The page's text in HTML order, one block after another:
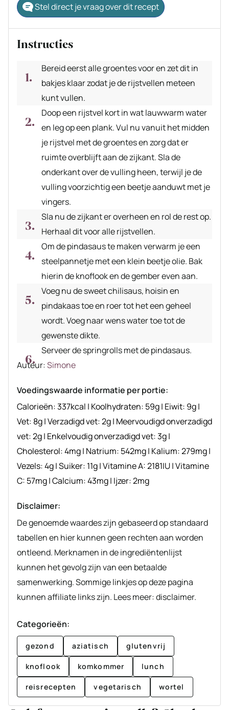
Stel direct je vraag over dit recept
Instructies
Bereid eerst alle groentes voor en zet dit in
bakjes klaar zodat je de rijstvellen meteen
kunt vullen.
Doop een rijstvel kort in wat lauwwarm water
en leg op een plank. Vul nu vanuit het midden
je rijstvel met de groentes en zorg dat er
ruimte overblijft aan de zijkant. Sla de
onderkant over de vulling heen, terwijl je de
vulling voorzichtig een beetje aanduwt met je
vingers.
Sla nu de zijkant er overheen en rol de rest op.
Herhaal dit voor alle rijstvellen.
Om de pindasaus te maken verwarm je een
steelpannetje met een klein beetje olie. Bak
hierin de knoflook en de gember even aan.
Voeg nu de sweet chilisaus, hoisin en
pindakaas toe en roer tot het een geheel
wordt. Voeg naar wens water toe tot de
gewenste dikte.
Serveer de springrolls met de pindasaus.
Auteur
Auteur:Simone
Voedingswaarde informatie per portie:
Calorieën:337kcal | Koolhydraten: 59g| Eiwit: 9g|
Vet: 8g|Verzadigd vet:2g| Meervoudigd onverzadigd
vet:2g| Enkelvoudig onverzadigd vet:3g|
Cholesterol:4mg| Natrium: 542mg| Kalium:279mg|
Vezels:4g|Suiker: 11g|Vitamine A:2181IU|Vitamine
C: 57mg|Calcium:43mg| Ijzer:2mg
Disclaimer:
De genoemde waardes zijn gebaseerd op standaard
tabellen en hier kunnen geen rechten aan worden
ontleend. Merknamen in de ingrediëntenlijst
kunnen het gevolg zijn van een betaalde
samenwerking. Sommige linkjes op deze pagina
kunnen affiliate links zijn. Lees meer: disclaimer.
Categorieën:
gezond aziatisch glutenvrij
knoflook komkommer lunch
reisrecepten vegetarisch wortel